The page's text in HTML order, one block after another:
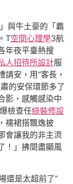
」與牛土豪的「霸
T空間心理學3航
年夜平臺熱搜
人招待所設計服
請安，用“客長，
的安保環節多了
影，感觸感染中
檢查任綠裝修設
襦裙搭飄逸披
會讓我的非主流
！」拂間盡顯風
還是太超前了”